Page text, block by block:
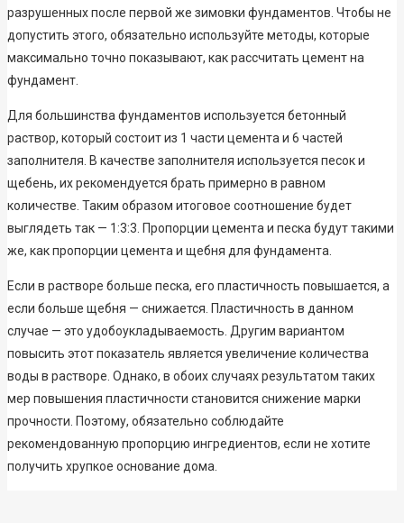
разрушенных после первой же зимовки фундаментов. Чтобы не
допустить этого, обязательно используйте методы, которые
максимально точно показывают, как рассчитать цемент на
фундамент.
Для большинства фундаментов используется бетонный
раствор, который состоит из 1 части цемента и 6 частей
заполнителя. В качестве заполнителя используется песок и
щебень, их рекомендуется брать примерно в равном
количестве. Таким образом итоговое соотношение будет
выглядеть так — 1:3:3. Пропорции цемента и песка будут такими
же, как пропорции цемента и щебня для фундамента.
Если в растворе больше песка, его пластичность повышается, а
если больше щебня — снижается. Пластичность в данном
случае — это удобоукладываемость. Другим вариантом
повысить этот показатель является увеличение количества
воды в растворе. Однако, в обоих случаях результатом таких
мер повышения пластичности становится снижение марки
прочности. Поэтому, обязательно соблюдайте
рекомендованную пропорцию ингредиентов, если не хотите
получить хрупкое основание дома.